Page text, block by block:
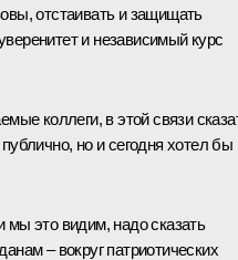
отстаивать и защищать
и независимый курс
коллеги, в этой связи
но и сегодня хотел бы
мы это видим, надо сказать
– вокруг патриотических